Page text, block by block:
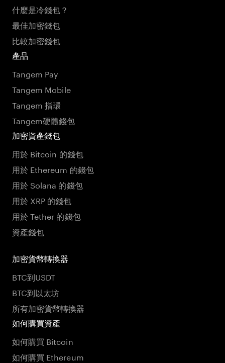
什麼是冷錢包？
最佳加密錢包
比較加密錢包
產品
Tangem Pay
Tangem Mobile
Tangem 指環
Tangem硬體錢包
加密資產錢包
用於 Bitcoin 的錢包
用於 Ethereum 的錢包
用於 Solana 的錢包
用於 XRP 的錢包
用於 Tether 的錢包
資產錢包
加密貨幣轉換器
BTC到USDT
BTC到以太坊
所有加密貨幣轉換器
如何購買資產
如何購買 Bitcoin
如何購買 Ethereum